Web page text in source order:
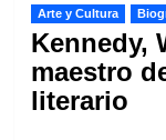
Arte y Cultura
Kennedy,
maestro
literario